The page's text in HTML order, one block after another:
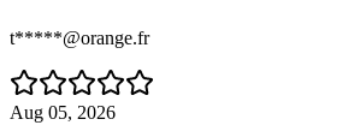
t*****@orange.fr
Aug 05, 2026